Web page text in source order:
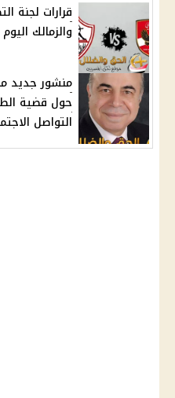
قرارات لجنة
والزمالك
منشور جديد
حول قضية
التواصل